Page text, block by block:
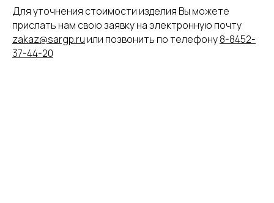
Для уточнения стоимости изделия Вы можете
прислать нам свою заявку на электронную почту
zakaz@sargp.ru или позвонить по телефону8-8452-
37-44-20